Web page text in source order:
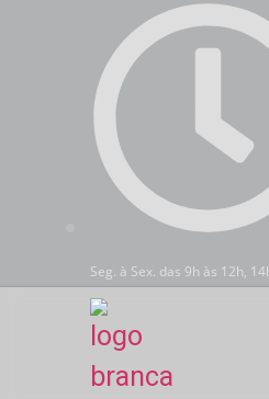
Seg. à Sex. das 9h às 12h,